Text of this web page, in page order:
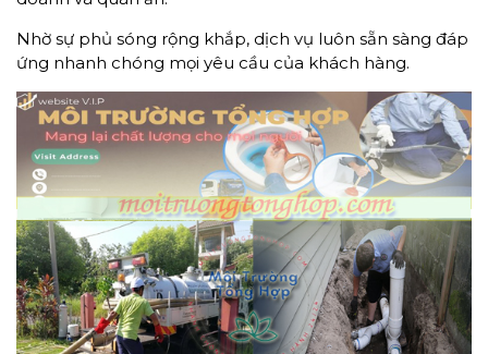
Nhờ sự phủ sóng rộng khắp, dịch vụ luôn sẵn sàng đáp
ứng nhanh chóng mọi yêu cầu của khách hàng.